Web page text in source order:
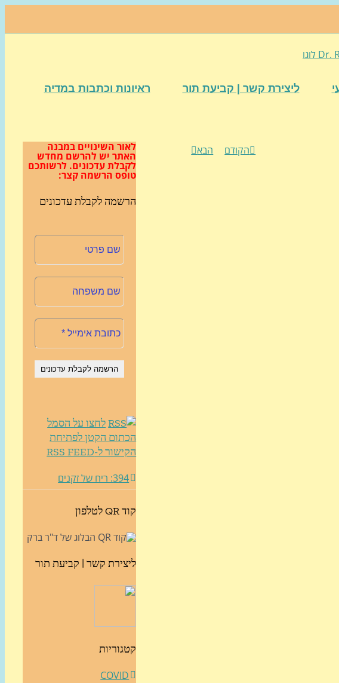
ליצירת קשר | קביעת תור
ראיונות וכתבות במדיה
הקודם הבא לאור השינויים במבנה
האתר יש להרשם מחדש
לקבלת עדכונים. לרשותכם
טופס הרשמה קצר:
הרשמה לקבלת עדכונים
לחצו על הסמל
הכתום הקטן לפתיחת
הקישור ל-RSS FEED
394: ריח של זקנים
קוד QR לטלפון
ליצירת קשר | קביעת תור
קטגוריות
COVID